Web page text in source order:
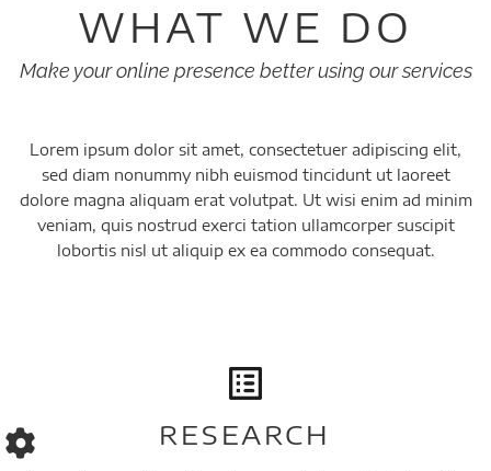
WHAT WE DO
Make your online presence better using our services
Lorem ipsum dolor sit amet, consectetuer adipiscing elit,
sed diam nonummy nibh euismod tincidunt ut laoreet
dolore magna aliquam erat volutpat. Ut wisi enim ad minim
veniam, quis nostrud exerci tation ullamcorper suscipit
lobortis nisl ut aliquip ex ea commodo consequat.
RESEARCH